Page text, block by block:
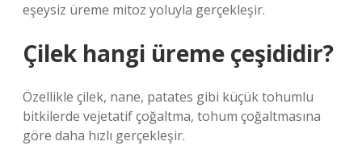
eşeysiz üreme mitoz yoluyla gerçekleşir.
Çilek hangi üreme çeşididir?
Özellikle çilek, nane, patates gibi küçük tohumlu
bitkilerde vejetatif çoğaltma, tohum çoğaltmasına
göre daha hızlı gerçekleşir.